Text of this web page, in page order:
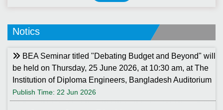
Notics
BEA Seminar titled "Debating Budget and Beyond" will
be held on Thursday, 25 June 2026, at 10:30 am, at The
Institution of Diploma Engineers, Bangladesh Auditorium
Publish Time: 22 Jun 2026